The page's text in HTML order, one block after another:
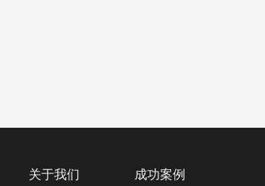
关于我们 成功案例